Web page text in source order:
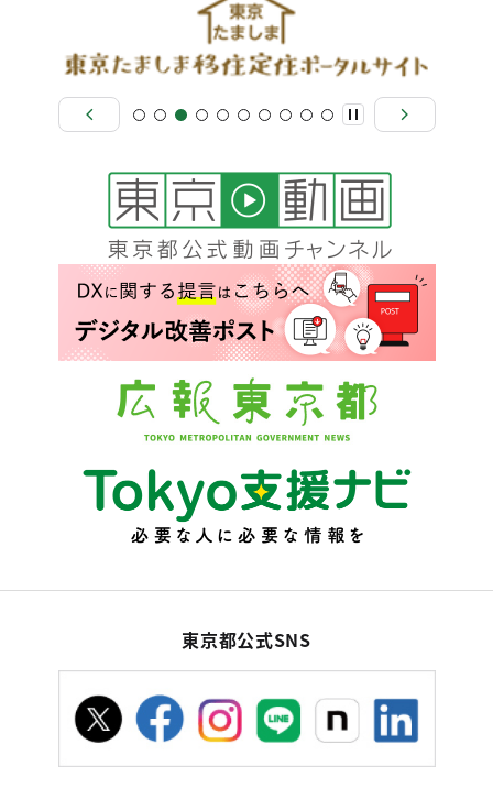
東京都公式SNS